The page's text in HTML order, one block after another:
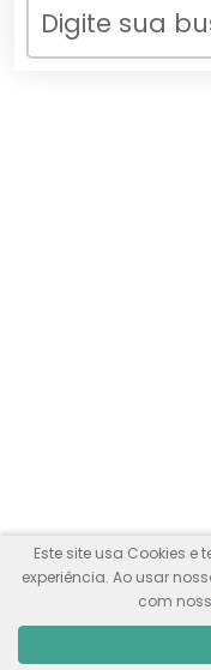
Este site usa Cookies
experiência. Ao usar
com